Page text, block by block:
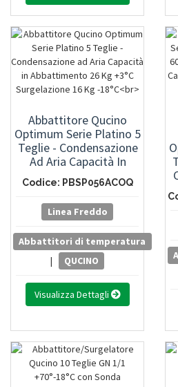
Abbattitore Qucino
Optimum Serie Platino 5
Teglie - Condensazione
Ad Aria Capacità In
Abbattimento 26 Kg
+3°C Surgelazione 16 Kg
-18°C
Codice: PBSP056ACOQ
Linea Freddo
Abbattitori di temperatura
|
QUCINO
Visualizza Dettagli